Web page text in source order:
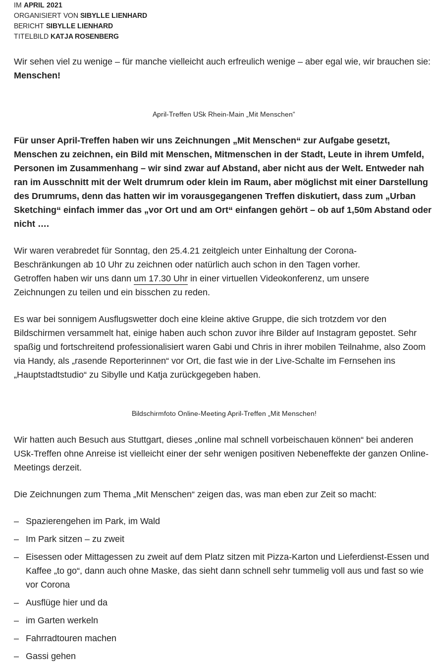
IM APRIL 2021
ORGANISIERT VON SIBYLLE LIENHARD
BERICHT SIBYLLE LIENHARD
TITELBILD KATJA ROSENBERG
Wir sehen viel zu wenige – für manche vielleicht auch erfreulich wenige – aber egal wie, wir brauchen sie:
Menschen!
April-Treffen USk Rhein-Main „Mit Menschen“
Für unser April-Treffen haben wir uns Zeichnungen „Mit Menschen“ zur Aufgabe gesetzt,
Menschen zu zeichnen, ein Bild mit Menschen, Mitmenschen in der Stadt, Leute in ihrem Umfeld,
Personen im Zusammenhang – wir sind zwar auf Abstand, aber nicht aus der Welt. Entweder nah
ran im Ausschnitt mit der Welt drumrum oder klein im Raum, aber möglichst mit einer Darstellung
des Drumrums, denn das hatten wir im vorausgegangenen Treffen diskutiert, dass zum „Urban
Sketching“ einfach immer das „vor Ort und am Ort“ einfangen gehört – ob auf 1,50m Abstand oder
nicht ….
Wir waren verabredet für Sonntag, den 25.4.21 zeitgleich unter Einhaltung der Corona-
Beschränkungen ab 10 Uhr zu zeichnen oder natürlich auch schon in den Tagen vorher.
Getroffen haben wir uns dann um 17.30 Uhr in einer virtuellen Videokonferenz, um unsere
Zeichnungen zu teilen und ein bisschen zu reden.
Es war bei sonnigem Ausflugswetter doch eine kleine aktive Gruppe, die sich trotzdem vor den
Bildschirmen versammelt hat, einige haben auch schon zuvor ihre Bilder auf Instagram gepostet. Sehr
spaßig und fortschreitend professionalisiert waren Gabi und Chris in ihrer mobilen Teilnahme, also Zoom
via Handy, als „rasende Reporterinnen“ vor Ort, die fast wie in der Live-Schalte im Fernsehen ins
„Hauptstadtstudio“ zu Sibylle und Katja zurückgegeben haben.
Bildschirmfoto Online-Meeting April-Treffen „Mit Menschen!
Wir hatten auch Besuch aus Stuttgart, dieses „online mal schnell vorbeischauen können“ bei anderen
USk-Treffen ohne Anreise ist vielleicht einer der sehr wenigen positiven Nebeneffekte der ganzen Online-
Meetings derzeit.
Die Zeichnungen zum Thema „Mit Menschen“ zeigen das, was man eben zur Zeit so macht:
Spazierengehen im Park, im Wald
Im Park sitzen – zu zweit
Eisessen oder Mittagessen zu zweit auf dem Platz sitzen mit Pizza-Karton und Lieferdienst-Essen und
Kaffee „to go“, dann auch ohne Maske, das sieht dann schnell sehr tummelig voll aus und fast so wie
vor Corona
Ausflüge hier und da
im Garten werkeln
Fahrradtouren machen
Gassi gehen